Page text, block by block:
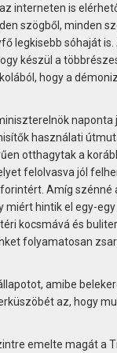
interneten is
szögből, minden
legkisebb sóhaját is.
készül a
hogy a
használati
otthagytak a
felolvasva jól
Amíg szénné
miért hintik el egy-
kocsmává és
folyamatosan
amibe
az, hogy
emelte magát a